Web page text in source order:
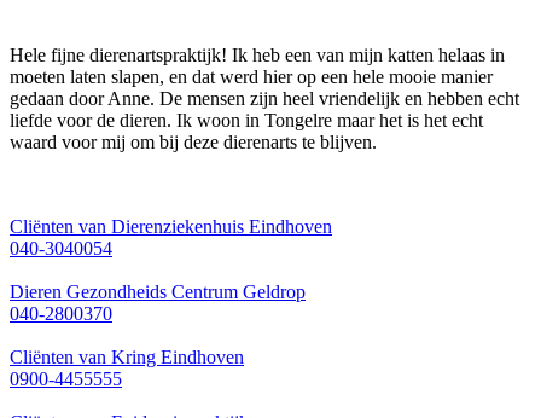
Hele fijne dierenartspraktijk! Ik heb een van mijn katten helaas in
moeten laten slapen, en dat werd hier op een hele mooie manier
gedaan door Anne. De mensen zijn heel vriendelijk en hebben echt
liefde voor de dieren. Ik woon in Tongelre maar het is het echt
waard voor mij om bij deze dierenarts te blijven.
Cliënten van Dierenziekenhuis Eindhoven
040-3040054
Dieren Gezondheids Centrum Geldrop
040-2800370
Cliënten van Kring Eindhoven
0900-4455555